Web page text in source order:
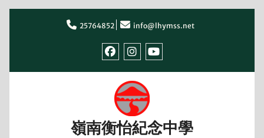
25764852 info@lhymss.net
嶺南衡怡紀念中學